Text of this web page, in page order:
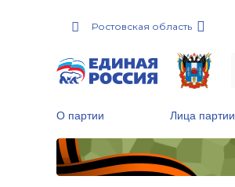
Ростовская область
О партии Лица партии